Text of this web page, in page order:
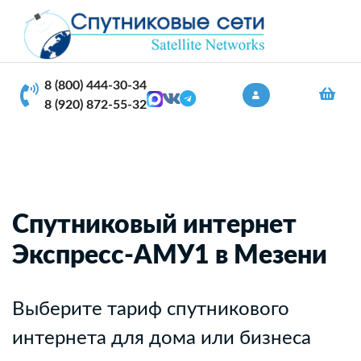
8 (800) 444-30-34
8 (920) 872-55-32
Спутниковый интернет
Экспресс-АМУ1 в Мезени
Выберите тариф спутникового
интернета для дома или бизнеса